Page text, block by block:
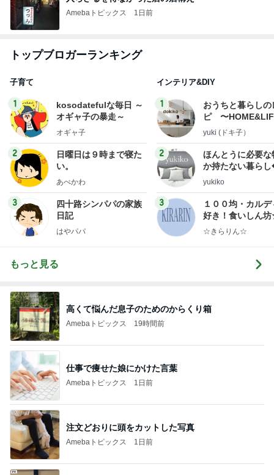
Amebaトピックス 1日前
トップブロガーランキング
子育て
1
kosodatefulな毎日 ～
オギャ子の暴走～
オギャ子
2
日曜日は９時まで寝た
い。
あべかわ
3
四十路シンパパの家族
日記
はやパパ
インテリア&DIY
1
おうちと暮らしの
ピ 〜
yuki (ドキ子）
2
ほんとうに必要な
か持たない暮ら
ep Life Simple◆
yukiko
3
１００均・カルデ
好き！食いしん
らりん☆のブログ
☆きらりん☆
もっと見る
高くて悩んだ息子のためのからくり箱
Amebaトピックス 19時間前
仕事で痩せた娘にかけた言葉
Amebaトピックス 1日前
注文どおりに頭をカットした写真
Amebaトピックス 1日前